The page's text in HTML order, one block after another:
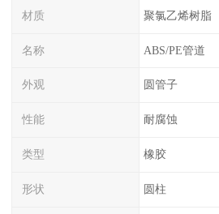
材质 聚氯乙烯树脂
名称 ABS/PE管道
外观 圆管子
性能 耐腐蚀
类型 橡胶
形状 圆柱